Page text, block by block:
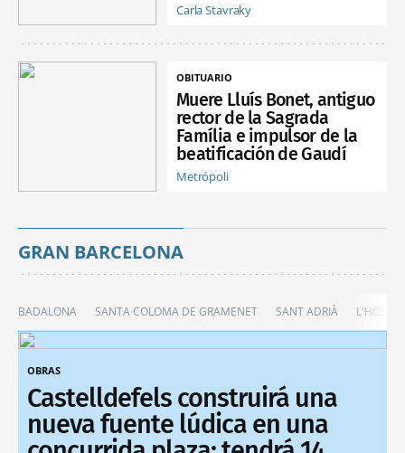
Carla Stavraky
OBITUARIO
Muere Lluís Bonet, antiguo
rector de la Sagrada
Família e impulsor de la
beatificación de Gaudí
Metrópoli
GRAN BARCELONA
BADALONA SANTA COLOMA DE GRAMENET SANT ADRIÀ
OBRAS
Castelldefels construirá una
nueva fuente lúdica en una